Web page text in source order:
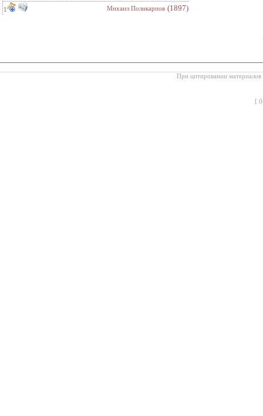
1 Михаил Поликарпов (1897)
При цитировании материалов
[